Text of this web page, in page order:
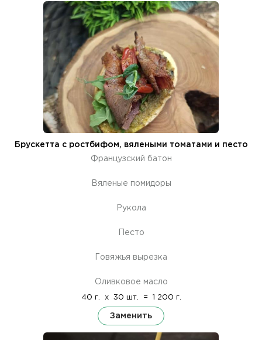
Брускетта с ростбифом, вялеными томатами и песто
Французский батон
Вяленые помидоры
Рукола
Песто
Говяжья вырезка
Оливковое масло
40 г. x 30 шт. = 1 200 г.
Заменить